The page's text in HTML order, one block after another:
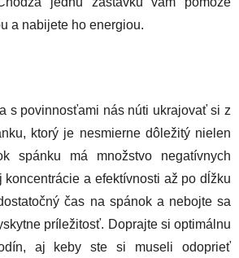
a nabijete ho energiou.
s povinnosťami nás núti ukrajovať si z
ktorý je nesmierne dôležitý nielen
spánku má množstvo negatívnych
koncentrácie a efektívnosti až po dĺžku
čas na spánok a nebojte sa
príležitosť. Doprajte si optimálnu
aj keby ste si museli odoprieť